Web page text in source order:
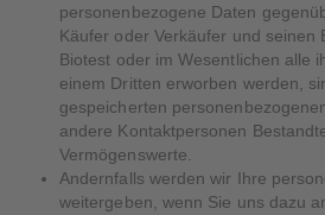
personenbezogene Daten
Käufer oder Verkäufer und
Biotest oder im Wesentlichen alle
einem Dritten erworben werden,
gespeicherten
andere Kontaktpersonen
Vermögenswerte.
Andernfalls werden wir Ihre
weitergeben, wenn Sie uns dazu